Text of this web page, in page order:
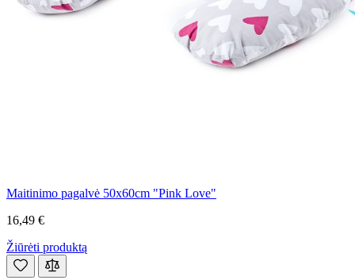
Maitinimo pagalvė 50x60cm "Pink Love"
16,49 €
Žiūrėti produktą